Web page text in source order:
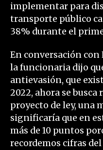
implementar para
transporte público
38% durante el
En conversación con
la funcionaria dijo
antievasión, que
2022, ahora se
proyecto de ley, una
significaría que en
más de 10 puntos
recordemos cifras